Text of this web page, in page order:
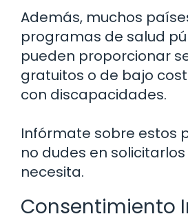
Además, muchos
programas de salud
pueden proporcionar
gratuitos o de bajo
con discapacidades.
Infórmate sobre estos
no dudes en solicitarlos
necesita.
Consentimiento